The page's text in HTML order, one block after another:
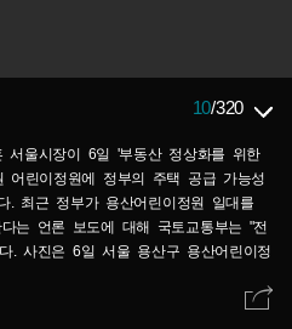
10/320
서울시장이 6일 '부동산 정상화를 위한
어린이정원에 정부의 주택 공급 가능성
. 최근 정부가 용산어린이정원 일대를
는 언론 보도에 대해 국토교통부는 "전
. 사진은 6일 서울 용산구 용산어린이정